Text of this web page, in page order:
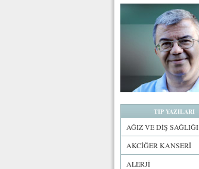
TIP YAZILARI
AĞIZ VE DİŞ SAĞLIĞI
AKCİĞER KANSERİ
ALERJİ